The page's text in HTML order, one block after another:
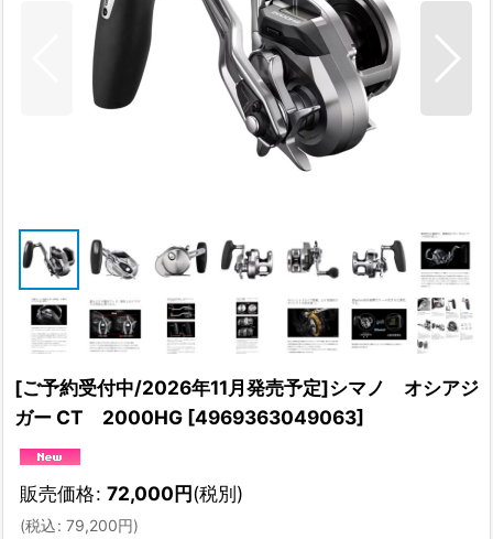
[ご予約受付中/2026年11月発売予定]シマノ オシアジ
ガー CT 2000HG [4969363049063]
販売価格: 72,000円(税別)
(税込: 79,200円)